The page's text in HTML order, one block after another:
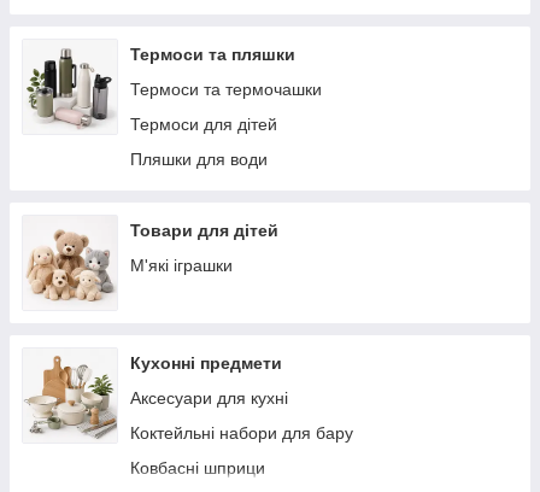
Мангали
Набори для пікніка
Туристичні килимки
Палатки
Меблі для кемпінгу
Спальні мішки
Сміттєві відра
Новогодний декор
Декоративні таці
Цукерки
Серветниці
Годинник настінний
Підсвічники
Вази для квітів
Статуетки
Термоси та пляшки
Термоси та термочашки
Термоси для дітей
Пляшки для води
Товари для дітей
М'які іграшки
Кухонні предмети
Аксесуари для кухні
Коктейльні набори для бару
Ковбасні шприци